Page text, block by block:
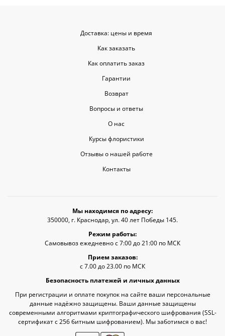
Доставка: цены и время
Как заказать
Как оплатить заказ
Гарантии
Возврат
Вопросы и ответы
О нас
Курсы флористики
Отзывы о нашей работе
Контакты
Мы находимся по адресу:
350000, г. Краснодар, ул. 40 лет Победы 145.
Режим работы:
Самовывоз ежедневно с 7:00 до 21:00 по МСК
Прием заказов:
с 7.00 до 23.00 по МСК
Безопасность платежей и личных данных
При регистрации и оплате покупок на сайте ваши персональные
данные надёжно защищены. Ваши данные защищены
современными алгоритмами криптографического шифрования (SSL-
сертификат c 256 битным шифрованием). Мы заботимся о вас!